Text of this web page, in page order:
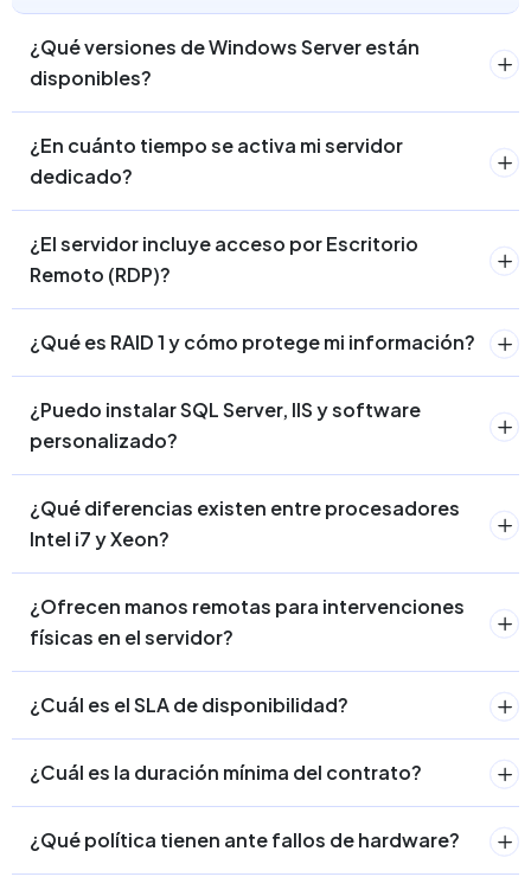
¿Qué versiones de Windows Server están
disponibles?
¿En cuánto tiempo se activa mi servidor
dedicado?
¿El servidor incluye acceso por Escritorio
Remoto (RDP)?
¿Qué es RAID 1 y cómo protege mi información?
¿Puedo instalar SQL Server, IIS y software
personalizado?
¿Qué diferencias existen entre procesadores
Intel i7 y Xeon?
¿Ofrecen manos remotas para intervenciones
físicas en el servidor?
¿Cuál es el SLA de disponibilidad?
¿Cuál es la duración mínima del contrato?
¿Qué política tienen ante fallos de hardware?